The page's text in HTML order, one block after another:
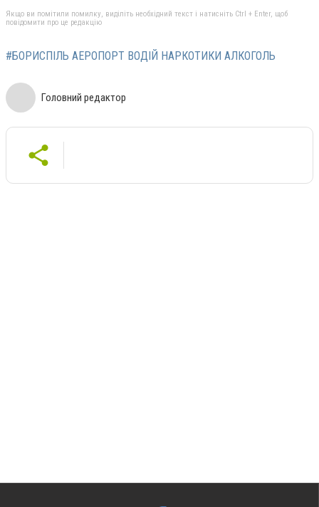
Якщо ви помітили помилку, виділіть необхідний текст і натисніть Ctrl + Enter, щоб
повідомити про це редакцію
#БОРИСПІЛЬ АЕРОПОРТ ВОДІЙ НАРКОТИКИ АЛКОГОЛЬ
Головний редактор